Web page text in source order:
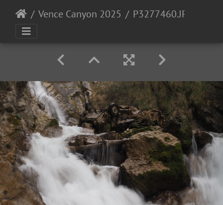
Vence Canyon 2025 P3277460.JPG